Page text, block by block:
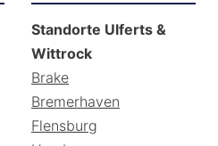
Standorte Ulferts &
Wittrock
Brake
Bremerhaven
Flensburg